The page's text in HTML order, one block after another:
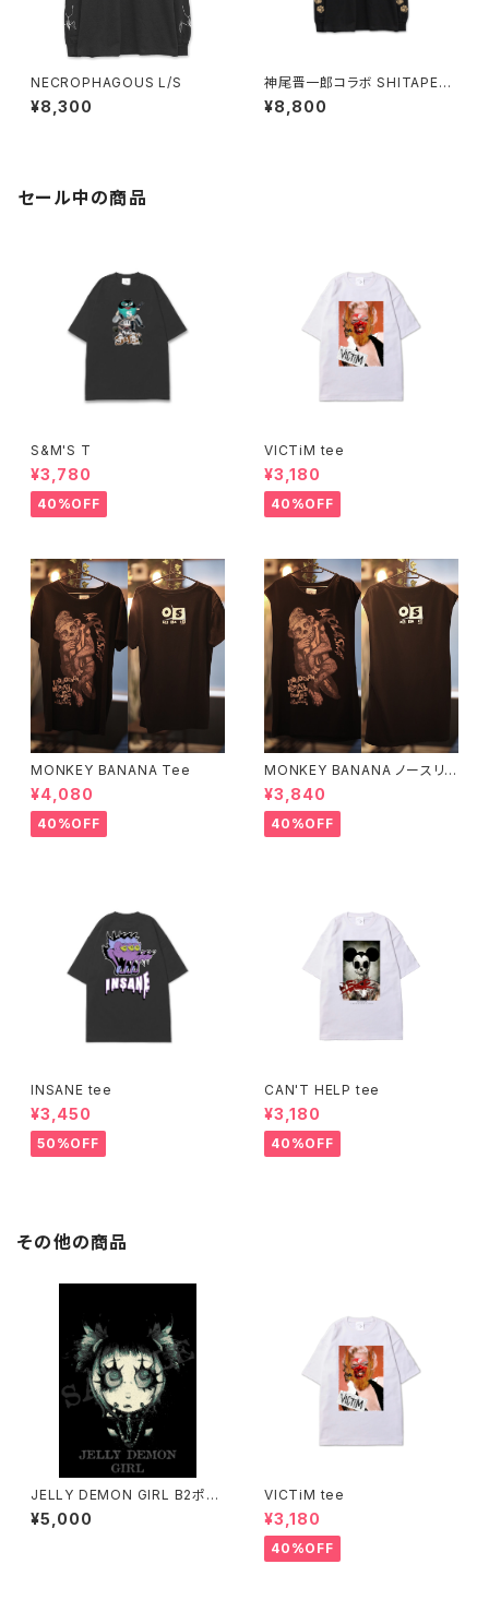
NECROPHAGOUS L/S
¥8,300
神尾晋一郎コラボ SHITAPER
O Borzoi L/S
¥8,800
セール中の商品
S&M'S T
¥3,780
40%OFF
VICTiM tee
¥3,180
40%OFF
MONKEY BANANA Tee
¥4,080
40%OFF
MONKEY BANANA ノースリ
ーブ
¥3,840
40%OFF
INSANE tee
¥3,450
50%OFF
CAN'T HELP tee
¥3,180
40%OFF
その他の商品
JELLY DEMON GIRL B2ポス
ター
¥5,000
VICTiM tee
¥3,180
40%OFF